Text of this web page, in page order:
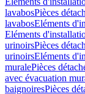
lavabosPièces
lavabosEléments
Eléments
urinoirsPièces
urinoirsEléments
muralePièces
avec évacuation
baignoiresPièces